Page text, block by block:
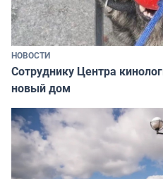
НОВОСТИ
Сотруднику Центра
новый дом